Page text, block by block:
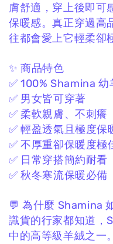
膚舒適， 穿上後即可
保暖感。真正穿過高
往都會愛上它輕柔卻
✨ 商品特色
✅ 100% Shamina 幼
✅ 男女皆可穿著
✅ 柔軟親膚、不刺癢
✅ 輕盈透氣且極度保
✅ 不厚重卻保暖度極
✅ 日常穿搭簡約耐看
✅ 秋冬寒流保暖必備
💬 為什麼 Shamina
識貨的行家都知道，
中的高等級羊絨之一